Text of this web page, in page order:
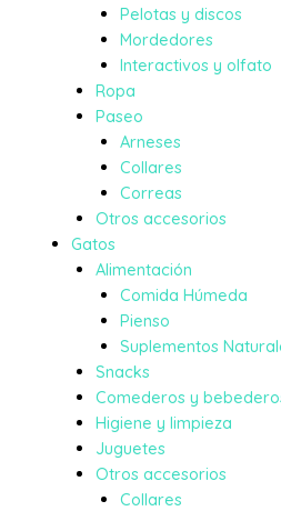
Pelotas y discos
Mordedores
Interactivos y olfato
Ropa
Paseo
Arneses
Collares
Correas
Otros accesorios
Gatos
Alimentación
Comida Húmeda
Pienso
Suplementos
Snacks
Comederos y
Higiene y limpieza
Juguetes
Otros accesorios
Collares